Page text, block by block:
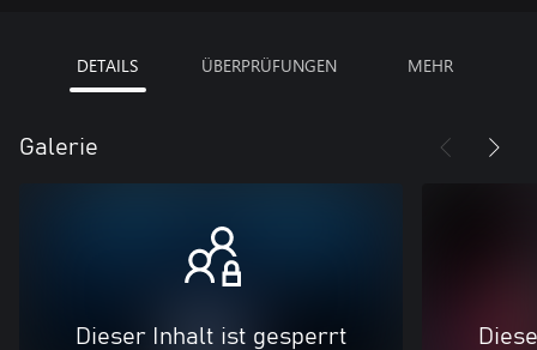
DETAILS ÜBERPRÜFUNGEN MEHR
Galerie
Dieser Inhalt ist gesperrt